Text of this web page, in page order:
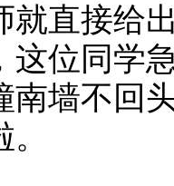
就直接给
这位同学
南墙不回